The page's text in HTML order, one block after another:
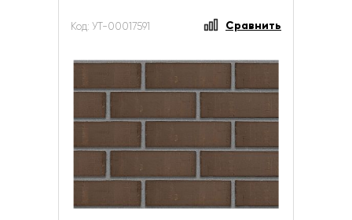
Код: УТ-00017591 Сравнить